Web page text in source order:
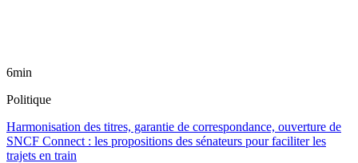
6min
Politique
Harmonisation des titres, garantie de correspondance, ouverture de
SNCF Connect : les propositions des sénateurs pour faciliter les
trajets en train